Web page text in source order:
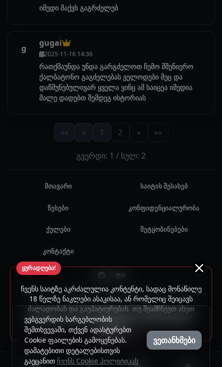
იმედი მაქვს გაგრძელებ
g gugai
2025-11-16 14:36
რათქმაუნდა უნდა გარგძელოთ ჩემო მშენიერო
ქალბატონო გაგძელებას ველოდები მეც და
დაწმუნებულივარ ყველა ვინც ამ საიცეა იმედია
მალე დადებთ შემდეგ ისტორიას
«« « 1 2 » »»
გვერდი: 1 / სულ: 2
ყურადღება!
ჩვენს საიტზე აკრძალულია კონტენტი, სადაც მონაწილე
18 წელზე ნაკლები ასაკისაა, ან რომელიც შეიცავს
ძალადობას და გაუპატიურებას. თუ შეამჩნევთ ასეთ
შინაარსს, გთხოვთ, გამოიყენოთ "დარეპორტების"
ფუნქცია.
მთავარი საიტის შესახებ
წესები კონფიდენციალურობა
ქულები შეტყობინებები
კონტაქტი
© 2024 - 2026 ყველა უფლება დაცულია. უნებართვო
გამოყენება აკრძალულია.
ვებგვერდის სარგებლობის
შემთხვევაში, თქვენ ადასტურებთ
Cookie ფაილების გამოყენებას.
დამატებითი დეტალებისთვის
გაეცანით ჩვენს Cookie პოლიტიკას
ვეთანხმები